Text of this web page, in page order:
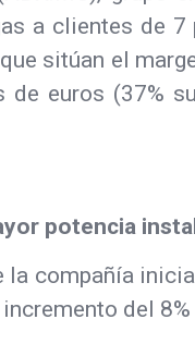
a clientes de 7
sitúan el
euros (37%
potencia
compañía
del